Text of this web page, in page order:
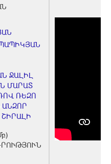
ՋԱԼԻԼ
ՄԱՐԱՏ
ՌԵԶՈ